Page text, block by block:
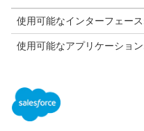
使用可能なインターフェー
使用可能なアプリケーショ
Health Cloud、
よび公共セクターソリューシ
況を確認してください。